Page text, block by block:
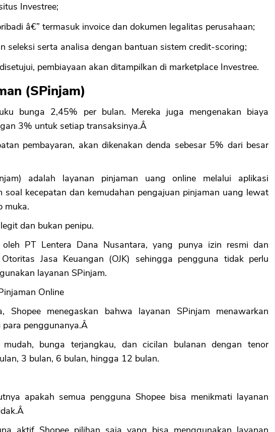
Investree;
â€” termasuk invoice dan dokumen legalitas perusahaan;
seleksi serta analisa dengan bantuan sistem credit-scoring;
pembiayaan akan ditampilkan di marketplace Investree.
(SPinjam)
bunga 2,45% per bulan. Mereka juga mengenakan biaya
3% untuk setiap transaksinya.Â
pembayaran, akan dikenakan denda sebesar 5% dari besar
adalah layanan pinjaman uang online melalui aplikasi
kecepatan dan kemudahan pengajuan pinjaman uang lewat
muka.
dan bukan penipu.
PT Lentera Dana Nusantara, yang punya izin resmi dan
Jasa Keuangan (OJK) sehingga pengguna tidak perlu
layanan SPinjam.
Online
Shopee menegaskan bahwa layanan SPinjam menawarkan
penggunanya.Â
bunga terjangkau, dan cicilan bulanan dengan tenor
3 bulan, 6 bulan, hingga 12 bulan.
apakah semua pengguna Shopee bisa menikmati layanan